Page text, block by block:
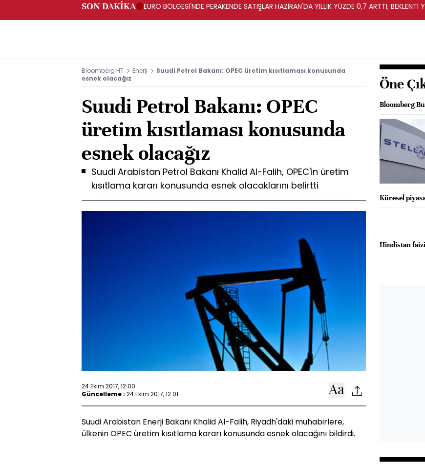
SON DAKİKA
EURO BÖLGESİ'NDE PERAKENDE SATIŞLAR HAZİRAN'DA YILLIK YÜZDE 0,7 ARTTI; BEKLENTİ
Bloomberg HT Enerji
Suudi Petrol Bakanı: OPEC üretim kısıtlaması konusunda
esnek olacağız
Suudi Petrol Bakanı: OPEC
üretim kısıtlaması konusunda
esnek olacağız
Suudi Arabistan Petrol Bakanı Khalid Al-Falih, OPEC'in üretim
kısıtlama kararı konusunda esnek olacaklarını belirtti
24 Ekim 2017, 12:00
Güncelleme : 24 Ekim 2017, 12:01
Suudi Arabistan Enerji Bakanı Khalid Al-Falih, Riyadh'daki muhabirlere,
ülkenin OPEC üretim kısıtlama kararı konusunda esnek olacağını bildirdi.
Öne
Bloomberg
Küresel
Hindistan